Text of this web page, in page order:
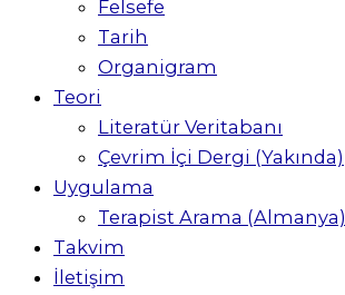
Felsefe
Tarih
Organigram
Teori
Literatür Veritabanı
Çevrim İçi Dergi (Yakında)
Uygulama
Terapist Arama (Almanya)
Takvim
İletişim